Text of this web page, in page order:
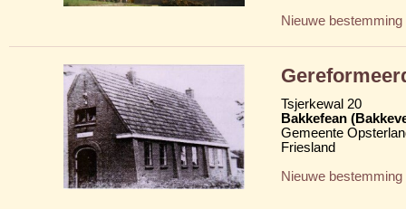
Nieuwe bestemming
Tsjerkewal 20
Bakkefean
Gemeente
Friesland
Nieuwe bestemming